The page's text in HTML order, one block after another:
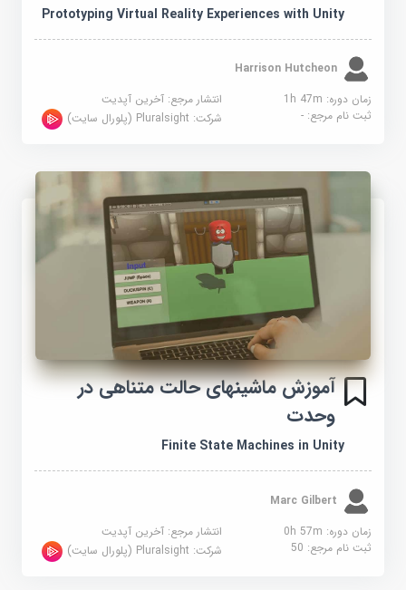
Prototyping Virtual Reality Experiences with Unity
Harrison Hutcheon
زمان دوره: 1h 47m
انتشار مرجع:آخرین آپدیت
ثبت نام مرجع:- شرکت:Pluralsight (پلورال سایت)
آموزش ماشینهای حالت متناهی در
وحدت
Finite State Machines in Unity
Marc Gilbert
زمان دوره: 0h 57m
انتشار مرجع:آخرین آپدیت
ثبت نام مرجع:50 شرکت:Pluralsight (پلورال سایت)